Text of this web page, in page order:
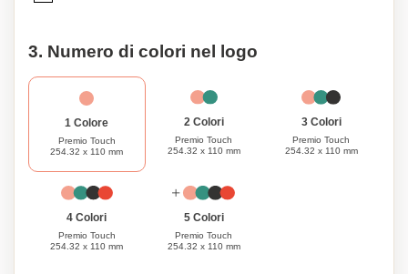
3. Numero di colori nel logo
1 Colore
Premio Touch
254.32 x 110 mm
2 Colori
Premio Touch
254.32 x 110 mm
3 Colori
Premio Touch
254.32 x 110 mm
4 Colori
Premio Touch
254.32 x 110 mm
5 Colori
Premio Touch
254.32 x 110 mm